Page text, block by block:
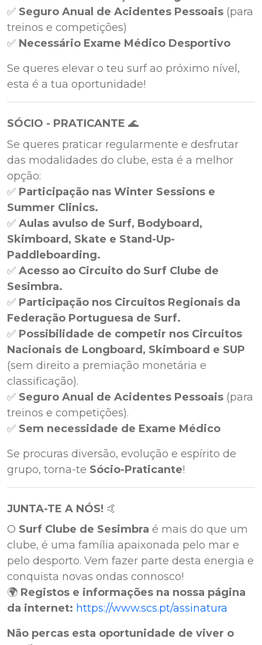
✅ Seguro Anual de Acidentes Pessoais (para
treinos e competições)
✅ Necessário Exame Médico Desportivo
Se queres elevar o teu surf ao próximo nível,
esta é a tua oportunidade!
SÓCIO - PRATICANTE 🌊
Se queres praticar regularmente e desfrutar
das modalidades do clube, esta é a melhor
opção:
✅ Participação nas Winter Sessions e
Summer Clinics.
✅ Aulas avulso de Surf, Bodyboard,
Skimboard, Skate e Stand-Up-
Paddleboarding.
✅ Acesso ao Circuito do Surf Clube de
Sesimbra.
✅ Participação nos Circuitos Regionais da
Federação Portuguesa de Surf.
✅ Possibilidade de competir nos Circuitos
Nacionais de Longboard, Skimboard e SUP
(sem direito a premiação monetária e
classificação).
✅ Seguro Anual de Acidentes Pessoais (para
treinos e competições).
✅ Sem necessidade de Exame Médico
Se procuras diversão, evolução e espírito de
grupo, torna-te Sócio-Praticante!
JUNTA-TE A NÓS! 🤙
O Surf Clube de Sesimbra é mais do que um
clube, é uma família apaixonada pelo mar e
pelo desporto. Vem fazer parte desta energia e
conquista novas ondas connosco!
🌍 Registos e informações na nossa página
da internet: https://www.scs.pt/assinatura
Não percas esta oportunidade de viver o